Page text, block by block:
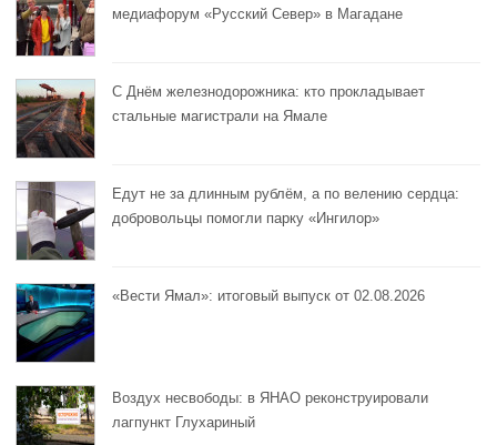
медиафорум «Русский Север» в Магадане
С Днём железнодорожника: кто прокладывает
стальные магистрали на Ямале
Едут не за длинным рублём, а по велению сердца:
добровольцы помогли парку «Ингилор»
«Вести Ямал»: итоговый выпуск от 02.08.2026
Воздух несвободы: в ЯНАО реконструировали
лагпункт Глухариный